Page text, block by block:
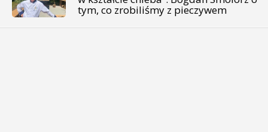
tym, co zrobiliśmy z pieczywem